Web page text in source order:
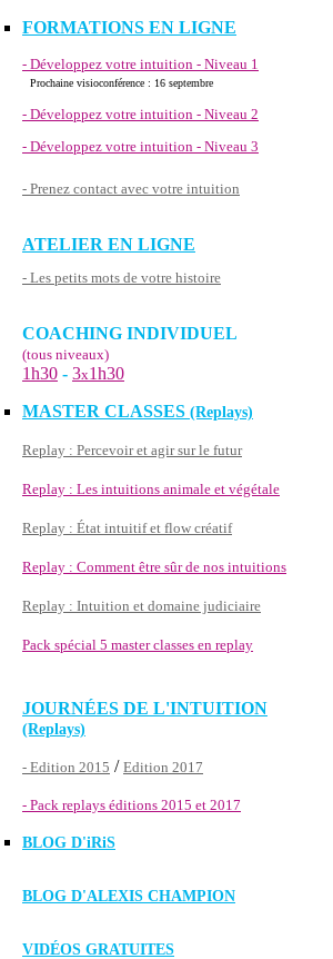
FORMATIONS EN LIGNE
- Développez votre intuition - Niveau 1
Prochaine visioconférence : 16 septembre
- Développez votre intuition - Niveau 2
- Développez votre intuition - Niveau 3
- Prenez contact avec votre intuition
ATELIER EN LIGNE
- Les petits mots de votre histoire
COACHING INDIVIDUEL
(tous niveaux)
1h30 - 3x1h30
MASTER CLASSES (Replays)
Replay : Percevoir et agir sur le futur
Replay : Les intuitions animale et végétale
Replay : État intuitif et flow créatif
Replay : Comment être sûr de nos intuitions
Replay : Intuition et domaine judiciaire
Pack spécial 5 master classes en replay
JOURNÉES DE L'INTUITION
(Replays)
- Edition 2015 / Edition 2017
- Pack replays éditions 2015 et 2017
BLOG D'iRiS
BLOG D'ALEXIS CHAMPION
VIDÉOS GRATUITES